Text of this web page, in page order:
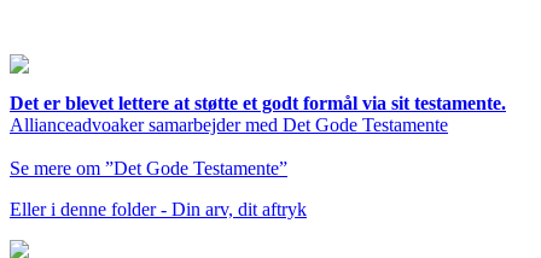
Det er blevet lettere at støtte et godt formål via sit testamente.
Allianceadvoaker samarbejder med Det Gode Testamente
Se mere om ”Det Gode Testamente”
Eller i denne folder - Din arv, dit aftryk